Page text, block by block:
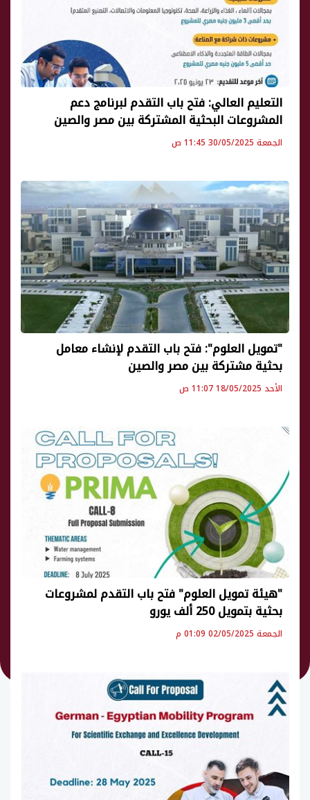
التعليم العالي: فتح باب التقدم لبرنامج دعم
المشروعات البحثية المشتركة بين مصر والصين
الجمعة 30/05/2025 11:45 ص
"تمويل العلوم": فتح باب التقدم لإنشاء معامل
بحثية مشتركة بين مصر والصين
الأحد 18/05/2025 11:07 ص
"هيئة تمويل العلوم" فتح باب التقدم لمشروعات
بحثية بتمويل 250 ألف يورو
الجمعة 02/05/2025 01:09 م